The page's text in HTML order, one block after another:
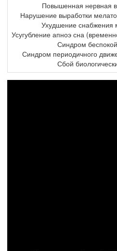
Повышенная нервная
Нарушение выработки
Ухудшение снабжения
Усугубление апноэ сна
Синдром
Синдром периодичного
Сбой